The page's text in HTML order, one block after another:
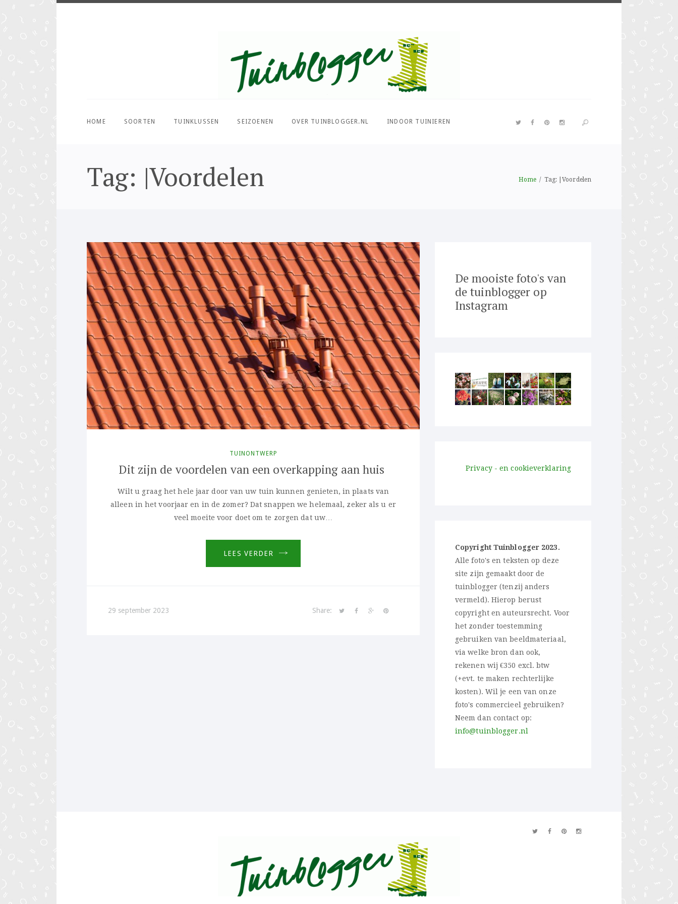
HOME
SOORTEN TUINKLUSSEN SEIZOENEN OVER TUINBLOGGER.NL INDOOR TUINIEREN
Tag: |Voordelen Home Tag: |Voordelen
TUINONTWERP
Dit zijn de voordelen van een overkapping aan huis
Wilt u graag het hele jaar door van uw tuin kunnen genieten, in plaats van
alleen in het voorjaar en in de zomer? Dat snappen we helemaal, zeker als u er
veel moeite voor doet om te zorgen dat uw…
LEES VERDER
29 september 2023 Share:
De mooiste foto's van
de tuinblogger op
Instagram
Privacy - en cookieverklaring
Copyright Tuinblogger 2023.
Alle foto's en teksten op deze
site zijn gemaakt door de
tuinblogger (tenzij anders
vermeld). Hierop berust
copyright en auteursrecht. Voor
het zonder toestemming
gebruiken van beeldmateriaal,
via welke bron dan ook,
rekenen wij €350 excl. btw
(+evt. te maken rechterlijke
kosten). Wil je een van onze
foto's commercieel gebruiken?
Neem dan contact op:
info@tuinblogger.nl